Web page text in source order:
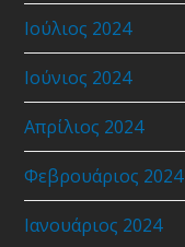
Ιούλιος 2024
Ιούνιος 2024
Απρίλιος 2024
Φεβρουάριος 2024
Ιανουάριος 2024